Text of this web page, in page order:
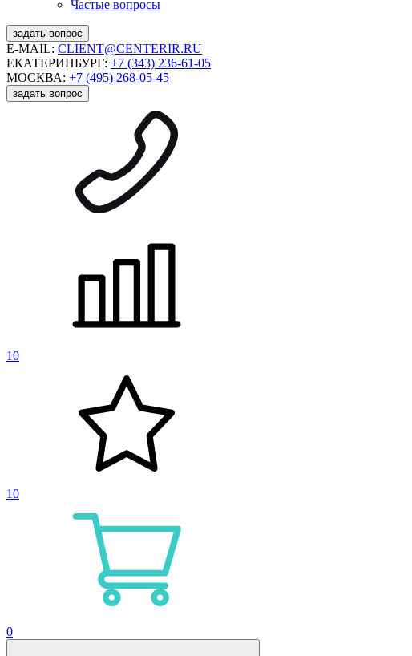
Частые вопросы
задать вопрос
E-MAIL: CLIENT@CENTERIR.RU
ЕКАТЕРИНБУРГ: +7 (343) 236-61-05
МОСКВА: +7 (495) 268-05-45
задать вопрос
10
10
0